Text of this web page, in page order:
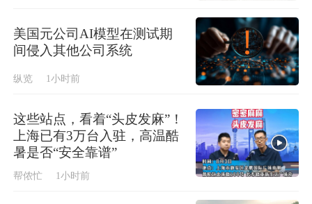
美国元公司AI模型在测试期
间侵入其他公司系统
纵览 1小时前
这些站点，看着“头皮发麻”！
上海已有3万台入驻，高温酷
暑是否“安全靠谱”
帮侬忙 1小时前